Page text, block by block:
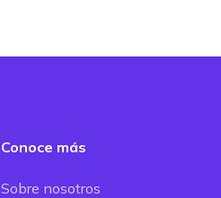
Conoce más
Sobre nosotros